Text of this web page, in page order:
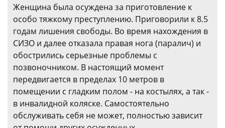
Женщина была осуждена за приготовление к
особо тяжкому преступлению. Приговорили к 8.5
годам лишения свободы. Во время нахождения в
СИЗО и далее отказала правая нога (паралич) и
обострились серьезные проблемы с
позвоночником. В настоящий момент
передвигается в пределах 10 метров в
помещении с гладким полом - на костылях, а так -
в инвалидной коляске. Самостоятельно
обслуживать себя не может, полностью зависит